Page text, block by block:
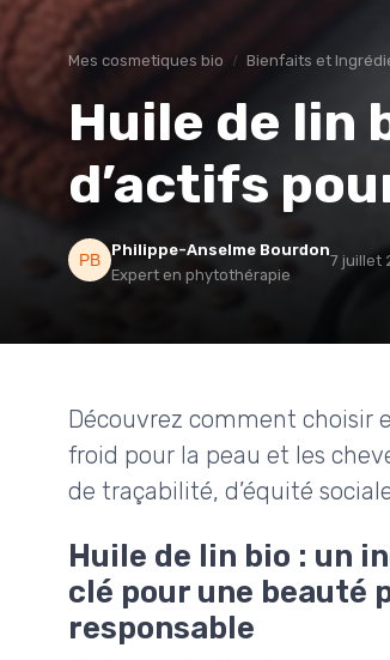
Mes cosmetiques bio Bienfaits et
Huile de lin
d’actifs
Philippe-Anselme Bourdon
Expert en phytothérapie
7 juillet
Découvrez comment choisir
froid pour la peau et les
de traçabilité, d’équité
Huile de lin bio : un
clé pour une beauté
responsable